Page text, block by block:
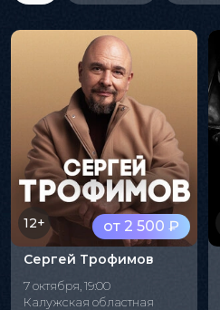
от 2 500 ₽
12+
Сергей Трофимов
7 октября, 19:00
Калужская областная